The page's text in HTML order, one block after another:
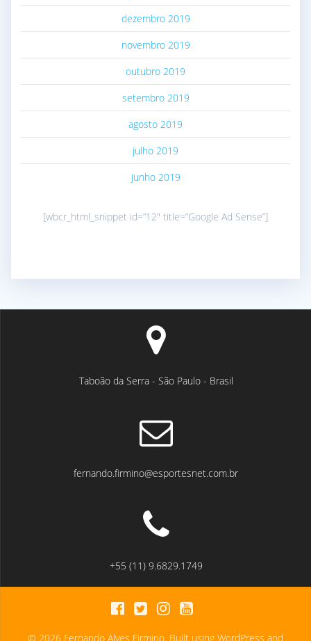
dezembro 2019
novembro 2019
outubro 2019
setembro 2019
agosto 2019
julho 2019
junho 2019
[wbcr_html_snippet id=”12″ title=”Google Ad Sense”]
Taboão da Serra - São Paulo - Brasil
fernando.firmino@esportesnet.com.br
+55 (11) 9.6829.1749
© 2026 Fernando Alves Firmino. Built using WordPress and